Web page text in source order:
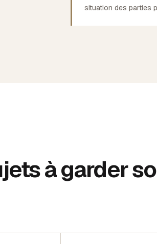
situation des parties
à garder